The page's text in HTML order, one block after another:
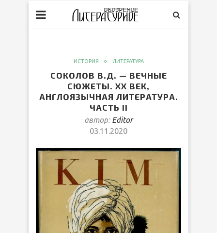
ИСТОРИЯ ЛИТЕРАТУРА
СОКОЛОВ В.Д. — ВЕЧНЫЕ
СЮЖЕТЫ. XX ВЕК,
АНГЛОЯЗЫЧНАЯ ЛИТЕРАТУРА.
ЧАСТЬ II
автор: Editor
03.11.2020